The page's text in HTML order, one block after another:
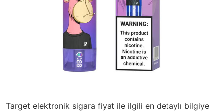
Target elektronik sigara fiyat ile ilgili en detaylı bilgiye